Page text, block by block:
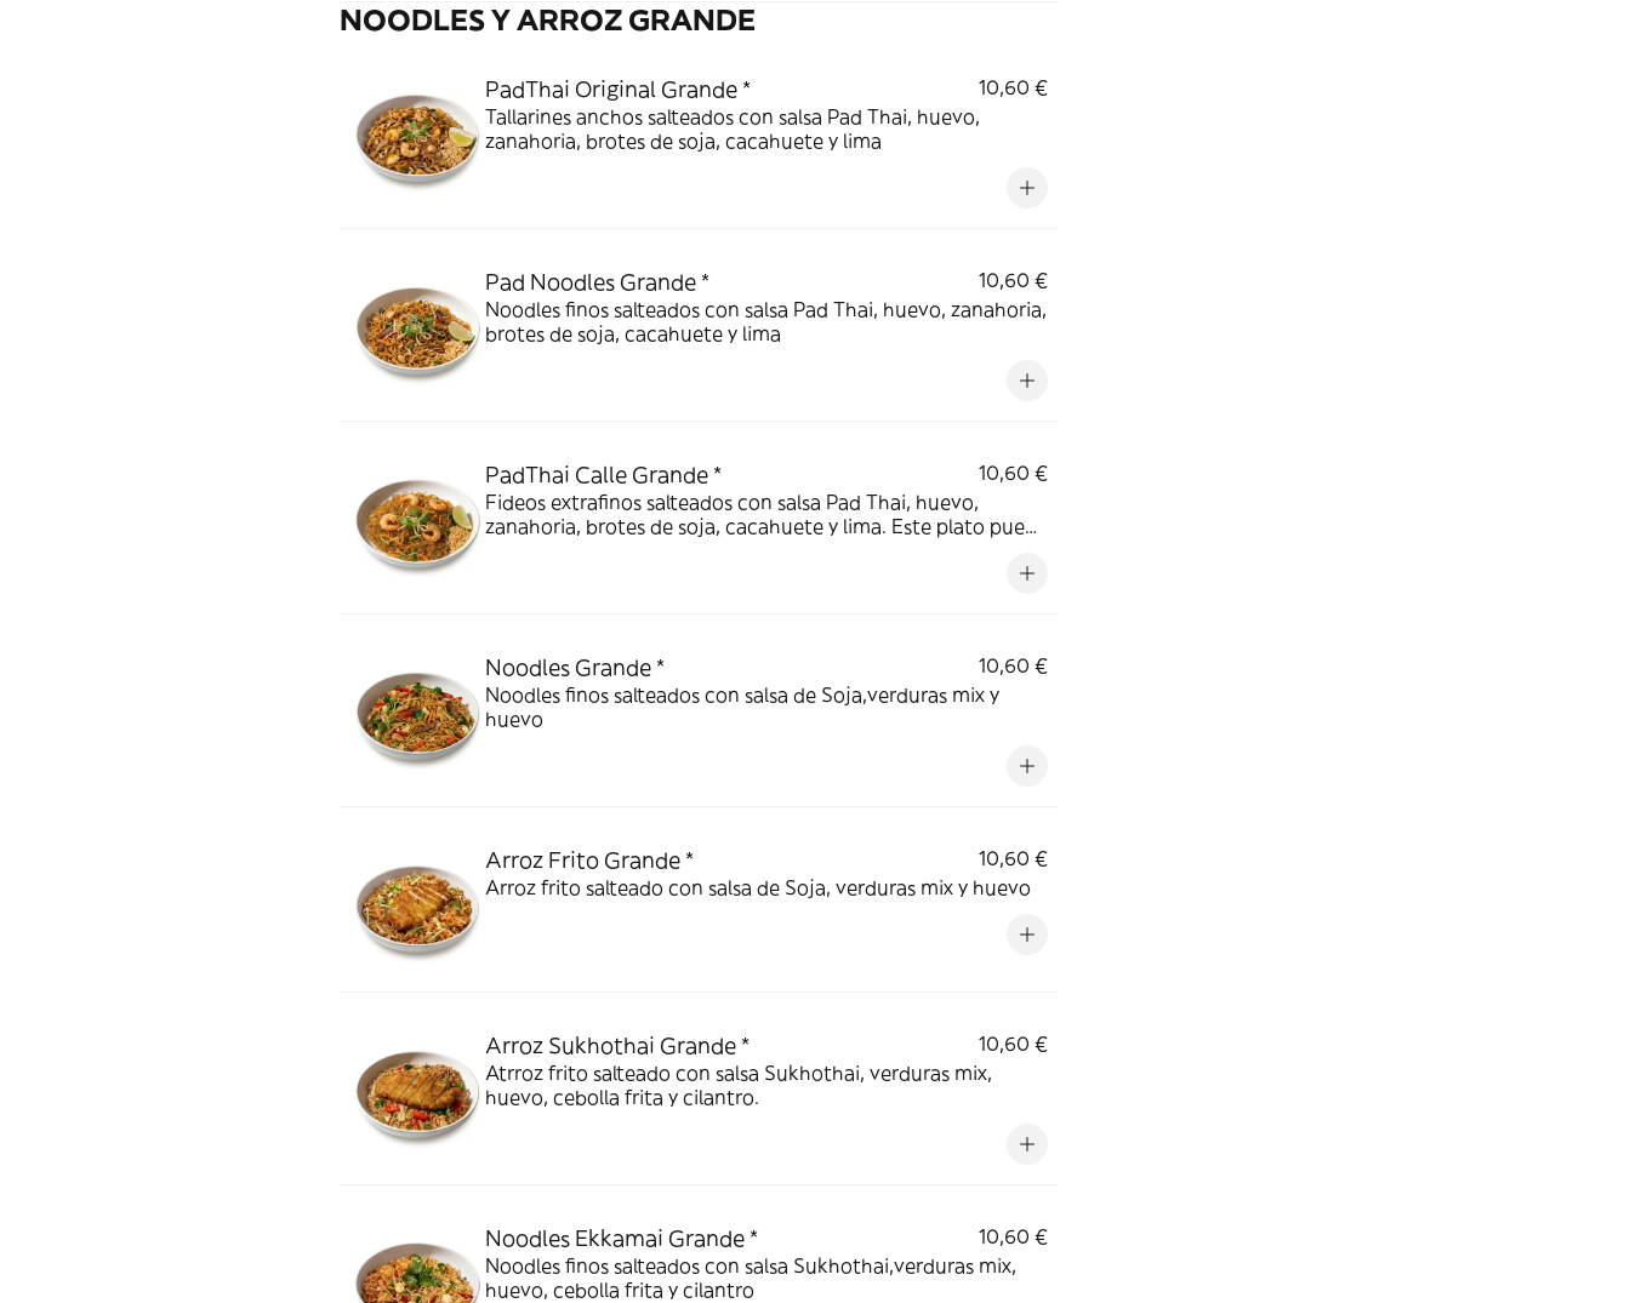
NOODLES Y ARROZ GRANDE
PadThai Original Grande *
10,60 €
Tallarines anchos salteados con salsa Pad Thai, huevo,
zanahoria, brotes de soja, cacahuete y lima
Pad Noodles Grande *
10,60 €
Noodles finos salteados con salsa Pad Thai, huevo, zanahoria,
brotes de soja, cacahuete y lima
PadThai Calle Grande *
10,60 €
Fideos extrafinos salteados con salsa Pad Thai, huevo,
zanahoria, brotes de soja, cacahuete y lima. Este plato puede
Noodles Grande *
10,60 €
Noodles finos salteados con salsa de Soja,verduras mix y
huevo
Arroz Frito Grande *
10,60 €
Arroz frito salteado con salsa de Soja, verduras mix y huevo
Arroz Sukhothai Grande *
10,60 €
Atrroz frito salteado con salsa Sukhothai, verduras mix,
huevo, cebolla frita y cilantro.
Noodles Ekkamai Grande *
10,60 €
Noodles finos salteados con salsa Sukhothai,verduras mix,
huevo, cebolla frita y cilantro